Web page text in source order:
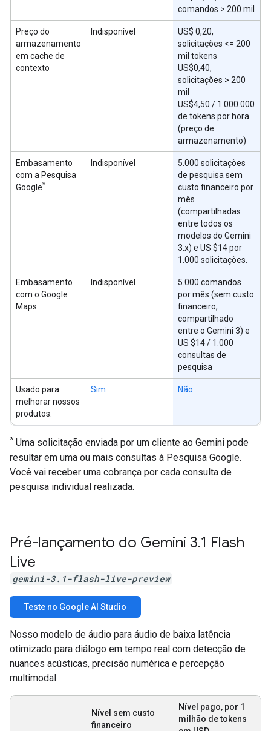
comandos > 200 mil
Preço do
armazenamento
em cache de
contexto
Indisponível
US$ 0,20,
solicitações <= 200
mil tokens
US$0,40,
solicitações > 200
mil
US$4,50 / 1.000.000
de tokens por hora
(preço de
armazenamento)
Embasamento
com a Pesquisa
Google*
Indisponível
5.000 solicitações
de pesquisa sem
custo financeiro por
mês
(compartilhadas
entre todos os
modelos do Gemini
3.x) e US $14 por
1.000 solicitações.
Embasamento
com o Google
Maps
Indisponível
5.000 comandos
por mês (sem custo
financeiro,
compartilhado
entre o Gemini 3) e
US $14 / 1.000
consultas de
pesquisa
Usado para
melhorar nossos
produtos.
Sim Não
* Uma solicitação enviada por um cliente ao Gemini pode
resultar em uma ou mais consultas à Pesquisa Google.
Você vai receber uma cobrança por cada consulta de
pesquisa individual realizada.
Pré-lançamento do Gemini 3.1 Flash
Live
gemini-3.1-flash-live-preview
Teste no Google AI Studio
Nosso modelo de áudio para áudio de baixa latência
otimizado para diálogo em tempo real com detecção de
nuances acústicas, precisão numérica e percepção
multimodal.
Nível sem custo
financeiro
Nível pago, por 1
milhão de tokens